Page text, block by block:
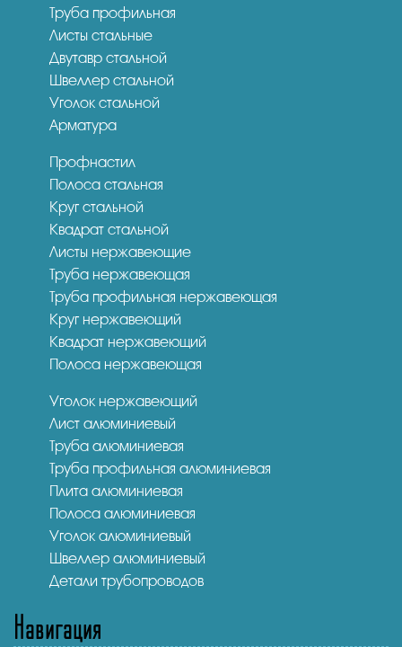
Труба профильная
Листы стальные
Двутавр стальной
Швеллер стальной
Уголок стальной
Арматура
Профнастил
Полоса стальная
Круг стальной
Квадрат стальной
Листы нержавеющие
Труба нержавеющая
Труба профильная нержавеющая
Круг нержавеющий
Квадрат нержавеющий
Полоса нержавеющая
Уголок нержавеющий
Лист алюминиевый
Труба алюминиевая
Труба профильная алюминиевая
Плита алюминиевая
Полоса алюминиевая
Уголок алюминиевый
Швеллер алюминиевый
Детали трубопроводов
Навигация